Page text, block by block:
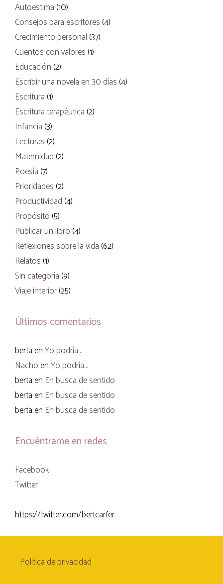
Autoestima (10)
Consejos para escritores (4)
Crecimiento personal (37)
Cuentos con valores (1)
Educación (2)
Escribir una novela en 30 días (4)
Escritura (1)
Escritura terapéutica (2)
Infancia (3)
Lecturas (2)
Maternidad (2)
Poesía (7)
Prioridades (2)
Productividad (4)
Propósito (5)
Publicar un libro (4)
Reflexiones sobre la vida (62)
Relatos (1)
Sin categoría (9)
Viaje interior(25)
Últimos comentarios
bertaenYo podría…
NachoenYo podría…
bertaen En busca de sentido
bertaen En busca de sentido
bertaen En busca de sentido
Encuéntrame en redes
Facebook
Twitter
https://twitter.com/bertcarfer
Política de privacidad